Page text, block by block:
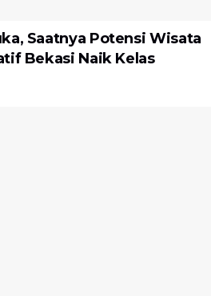
Saatnya Potensi Wisata
Bekasi Naik Kelas